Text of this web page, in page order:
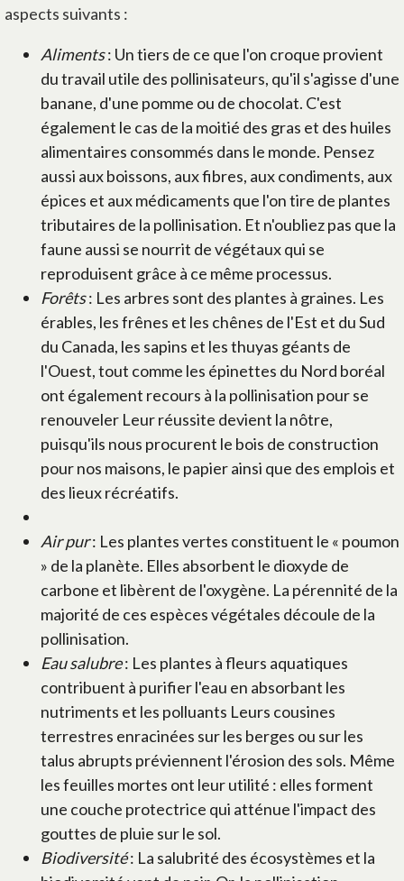
aspects suivants :
Aliments: Un tiers de ce que l'on croque provient
du travail utile des pollinisateurs, qu'il s'agisse d'une
banane, d'une pomme ou de chocolat. C'est
également le cas de la moitié des gras et des huiles
alimentaires consommés dans le monde. Pensez
aussi aux boissons, aux fibres, aux condiments, aux
épices et aux médicaments que l'on tire de plantes
tributaires de la pollinisation. Et n'oubliez pas que la
faune aussi se nourrit de végétaux qui se
reproduisent grâce à ce même processus.
Forêts: Les arbres sont des plantes à graines. Les
érables, les frênes et les chênes de l'Est et du Sud
du Canada, les sapins et les thuyas géants de
l'Ouest, tout comme les épinettes du Nord boréal
ont également recours à la pollinisation pour se
renouveler Leur réussite devient la nôtre,
puisqu'ils nous procurent le bois de construction
pour nos maisons, le papier ainsi que des emplois et
des lieux récréatifs.
Air pur: Les plantes vertes constituent le « poumon
» de la planète. Elles absorbent le dioxyde de
carbone et libèrent de l'oxygène. La pérennité de la
majorité de ces espèces végétales découle de la
pollinisation.
Eau salubre: Les plantes à fleurs aquatiques
contribuent à purifier l'eau en absorbant les
nutriments et les polluants Leurs cousines
terrestres enracinées sur les berges ou sur les
talus abrupts préviennent l'érosion des sols. Même
les feuilles mortes ont leur utilité : elles forment
une couche protectrice qui atténue l'impact des
gouttes de pluie sur le sol.
Biodiversité: La salubrité des écosystèmes et la